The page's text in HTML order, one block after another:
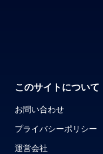
このサイトについて
お問い合わせ
プライバシーポリシー
運営会社